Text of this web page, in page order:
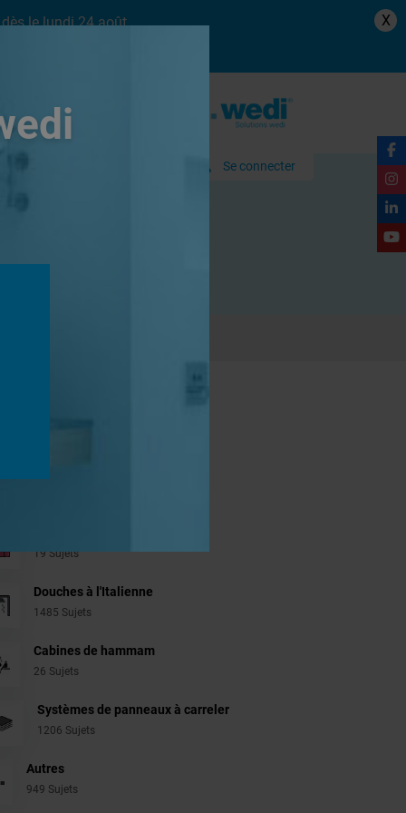
le lundi 24 août. X
Se connecter
19 Sujets
Douches à l'Italienne
1485 Sujets
Cabines de hammam
26 Sujets
Systèmes de panneaux à carreler
1206 Sujets
Autres
949 Sujets